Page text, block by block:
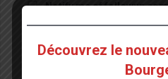
Notify me of followup
Découvrez le